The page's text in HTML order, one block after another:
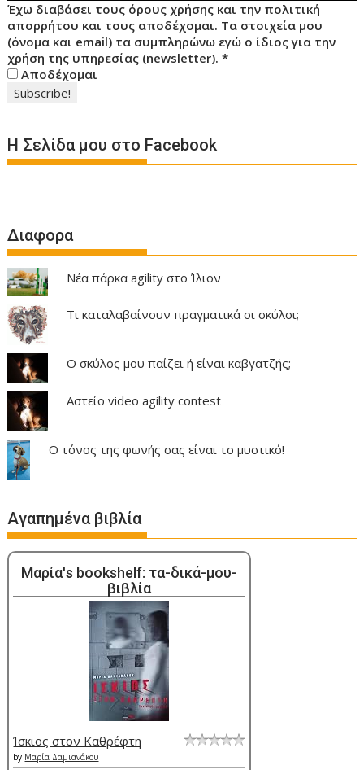
Έχω διαβάσει τους όρους χρήσης και την πολιτική
απορρήτου και τους αποδέχομαι. Τα στοιχεία μου
(όνομα και email) τα συμπληρώνω εγώ ο ίδιος για την
χρήση της υπηρεσίας (newsletter).*
Αποδέχομαι
Η Σελίδα μου στο Facebook
Διαφορα
Νέα πάρκα agility στο Ίλιον
Τι καταλαβαίνουν πραγματικά οι σκύλοι;
Ο σκύλος μου παίζει ή είναι καβγατζής;
Αστείο video agility contest
Ο τόνος της φωνής σας είναι το μυστικό!
Αγαπημένα βιβλία
Μαρία's bookshelf: τα-δικά-μου-
βιβλία
Ίσκιος στον Καθρέφτη
by Μαρία Δαμιανάκου